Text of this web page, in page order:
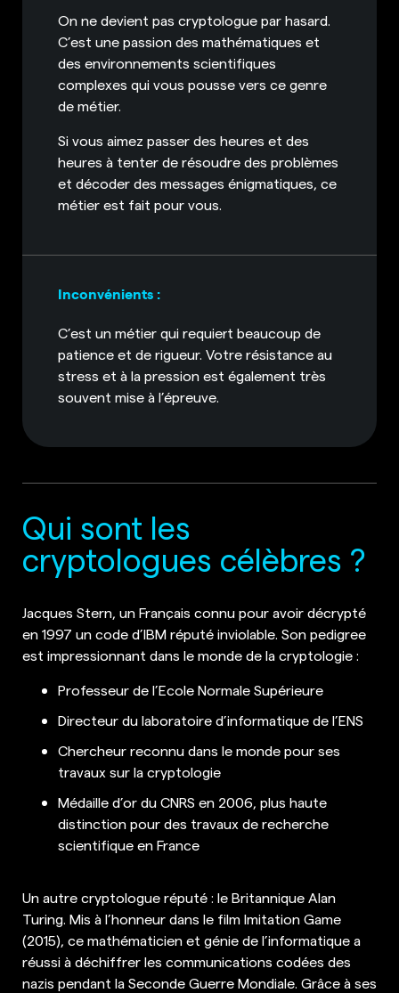
On ne devient pas cryptologue par hasard.
C’est une passion des mathématiques et
des environnements scientifiques
complexes qui vous pousse vers ce genre
de métier.
Si vous aimez passer des heures et des
heures à tenter de résoudre des problèmes
et décoder des messages énigmatiques, ce
métier est fait pour vous.
Inconvénients :
C’est un métier qui requiert beaucoup de
patience et de rigueur. Votre résistance au
stress et à la pression est également très
souvent mise à l’épreuve.
Qui sont les
cryptologues célèbres ?
Jacques Stern, un Français connu pour avoir décrypté
en 1997 un code d’IBM réputé inviolable. Son pedigree
est impressionnant dans le monde de la cryptologie :
Professeur de l’Ecole Normale Supérieure
Directeur du laboratoire d’informatique de l’ENS
Chercheur reconnu dans le monde pour ses
travaux sur la cryptologie
Médaille d’or du CNRS en 2006, plus haute
distinction pour des travaux de recherche
scientifique en France
Un autre cryptologue réputé : le Britannique Alan
Turing. Mis à l’honneur dans le film Imitation Game
(2015), ce mathématicien et génie de l’informatique a
réussi à déchiffrer les communications codées des
nazis pendant la Seconde Guerre Mondiale. Grâce à ses